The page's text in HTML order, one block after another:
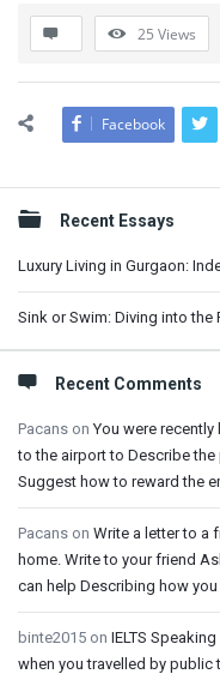
25 Views
Facebook
Sidebar
Recent Essays
Luxury Living in Gurgaon:
Sink or Swim: Diving into the
Recent Comments
Pacans onYou were
to the airport to Describe
Suggest how to reward the
Pacans on Write a letter to a
home. Write to your friend
can help Describing how you
binte2015 on IELTS
when you travelled by public